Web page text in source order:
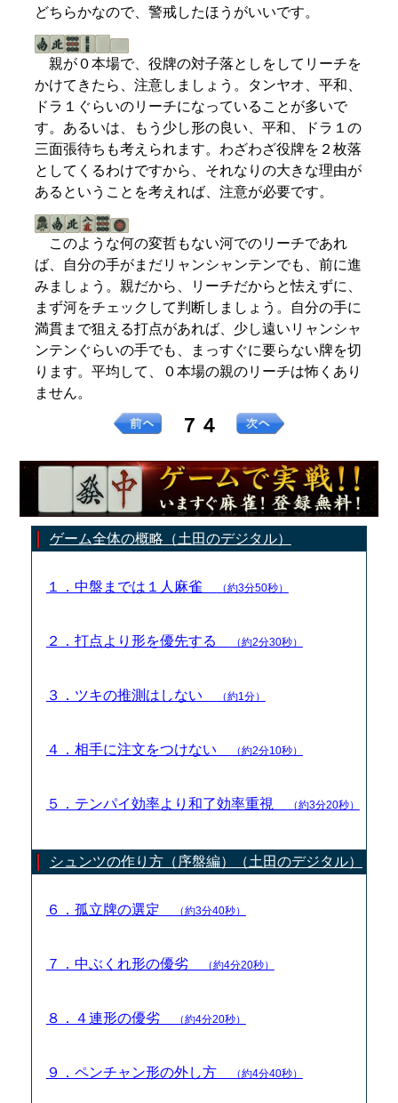
どちらかなので、警戒したほうがいいです。
親が０本場で、役牌の対子落としをしてリーチを
かけてきたら、注意しましょう。タンヤオ、平和、
ドラ１ぐらいのリーチになっていることが多いで
す。あるいは、もう少し形の良い、平和、ドラ１の
三面張待ちも考えられます。わざわざ役牌を２枚落
としてくるわけですから、それなりの大きな理由が
あるということを考えれば、注意が必要です。
このような何の変哲もない河でのリーチであれ
ば、自分の手がまだリャンシャンテンでも、前に進
みましょう。親だから、リーチだからと怯えずに、
まず河をチェックして判断しましょう。自分の手に
満貫まで狙える打点があれば、少し遠いリャンシャ
ンテンぐらいの手でも、まっすぐに要らない牌を切
ります。平均して、０本場の親のリーチは怖くあり
ません。
７４
ゲーム全体の概略（土田のデジタル）
１．中盤までは１人麻雀 （約3分50秒）
２．打点より形を優先する （約2分30秒）
３．ツキの推測はしない （約1分）
４．相手に注文をつけない （約2分10秒）
５．テンパイ効率より和了効率重視 （約3分20秒）
シュンツの作り方（序盤編）（土田のデジタル）
６．孤立牌の選定 （約3分40秒）
７．中ぶくれ形の優劣 （約4分20秒）
８．４連形の優劣 （約4分20秒）
９．ペンチャン形の外し方 （約4分40秒）